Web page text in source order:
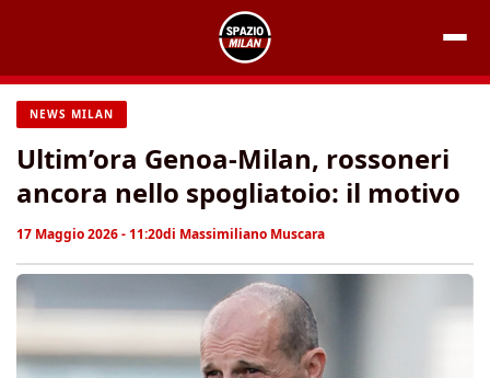
contenuto
NEWS MILAN
Ultim’ora Genoa-Milan, rossoneri
ancora nello spogliatoio: il motivo
17 Maggio 2026 - 11:20di Massimiliano Muscara